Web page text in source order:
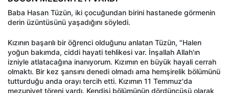
Baba Hasan Tüzün, iki çocuğundan birini hastanede görmenin
derin üzüntüsünü yaşadığını söyledi.
Kızının başarılı bir öğrenci olduğunu anlatan Tüzün, "Halen
yoğun bakımda, ciddi hayati tehlikesi var. İnşallah Allah'ın
izniyle atlatacağına inanıyorum. Kızımın en büyük hayali cerrah
olmaktı. Bir kez şansını denedi olmadı ama hemşirelik bölümünü
tutturduğu anda orayı tercih etti. Kızımın 11 Temmuz'da
mezuniyet töreni vardı. Kendisi bölümünün dördüncüsü olarak